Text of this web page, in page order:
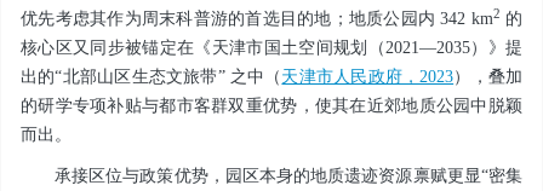
优先考虑其作为周末科普游的首选目的地；地质公园内 342 km2 的
核心区又同步被锚定在《天津市国土空间规划（2021—2035）》提
出的“北部山区生态文旅带” 之中（ 天津市人民政府，2023），叠加
的研学专项补贴与都市客群双重优势，使其在近郊地质公园中脱颖
而出。
承接区位与政策优势，园区本身的地质遗迹资源禀赋更显“密集